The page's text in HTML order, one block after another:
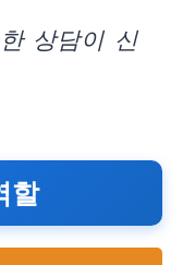
상담이 신
할